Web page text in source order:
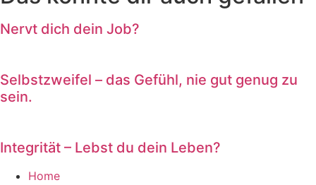
Nervt dich dein Job?
Selbstzweifel – das Gefühl, nie gut genug zu
sein.
Integrität – Lebst du dein Leben?
Home